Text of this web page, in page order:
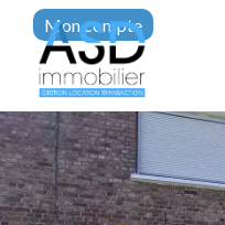
Mon compte